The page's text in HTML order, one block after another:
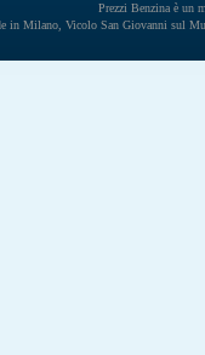
Prezzi Benzina è un
in Milano, Vicolo San Giovanni sul